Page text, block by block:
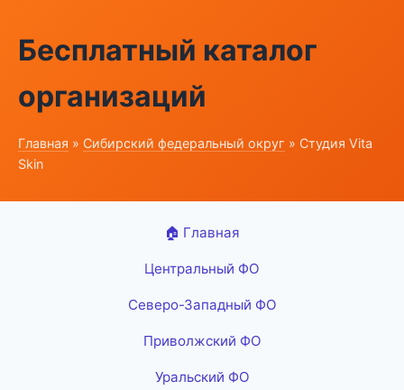
Бесплатный каталог
организаций
Главная » Сибирский федеральный округ » Студия Vita
Skin
🏠 Главная
Центральный ФО
Северо-Западный ФО
Приволжский ФО
Уральский ФО